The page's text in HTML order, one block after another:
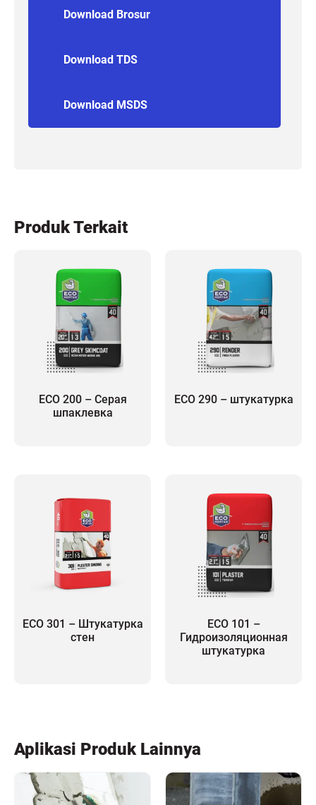
Download Brosur
Download TDS
Download MSDS
Produk Terkait
ECO 200 – Серая
шпаклевка
ECO 290 – штукатурка
ECO 301 – Штукатурка
стен
ECO 101 –
Гидроизоляционная
штукатурка
Aplikasi Produk Lainnya